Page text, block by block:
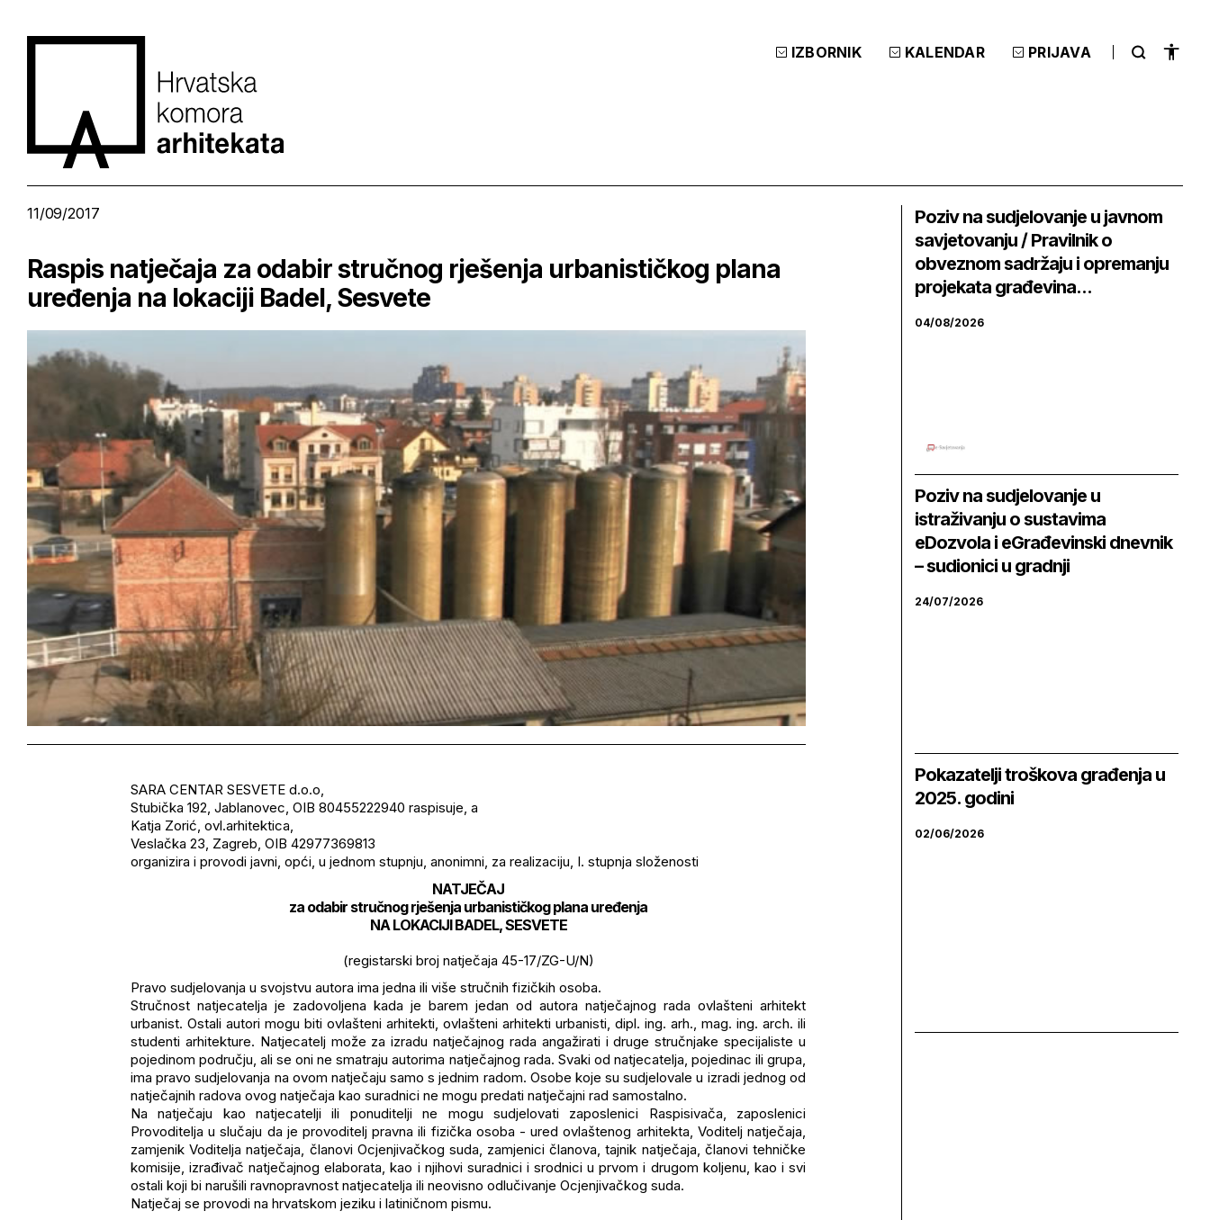
IZBORNIK KALENDAR PRIJAVA
11/09/2017
Raspis natječaja za odabir stručnog rješenja urbanističkog plana
uređenja na lokaciji Badel, Sesvete
SARA CENTAR SESVETE d.o.o,
Stubička 192, Jablanovec, OIB 80455222940 raspisuje, a
Katja Zorić, ovl.arhitektica,
Veslačka 23, Zagreb, OIB 42977369813
organizira i provodi javni, opći, u jednom stupnju, anonimni, za realizaciju, I. stupnja složenosti
NATJEČAJ
za odabir stručnog rješenja urbanističkog plana uređenja
NA LOKACIJI BADEL, SESVETE
(registarski broj natječaja 45-17/ZG-U/N)
Pravo sudjelovanja u svojstvu autora ima jedna ili više stručnih fizičkih osoba.
Stručnost natjecatelja je zadovoljena kada je barem jedan od autora natječajnog rada ovlašteni arhitekt
urbanist. Ostali autori mogu biti ovlašteni arhitekti, ovlašteni arhitekti urbanisti, dipl. ing. arh., mag. ing. arch. ili
studenti arhitekture. Natjecatelj može za izradu natječajnog rada angažirati i druge stručnjake specijaliste u
pojedinom području, ali se oni ne smatraju autorima natječajnog rada. Svaki od natjecatelja, pojedinac ili grupa,
ima pravo sudjelovanja na ovom natječaju samo s jednim radom. Osobe koje su sudjelovale u izradi jednog od
natječajnih radova ovog natječaja kao suradnici ne mogu predati natječajni rad samostalno.
Na natječaju kao natjecatelji ili ponuditelji ne mogu sudjelovati zaposlenici Raspisivača, zaposlenici
Provoditelja u slučaju da je provoditelj pravna ili fizička osoba - ured ovlaštenog arhitekta, Voditelj natječaja,
zamjenik Voditelja natječaja, članovi Ocjenjivačkog suda, zamjenici članova, tajnik natječaja, članovi tehničke
komisije, izrađivač natječajnog elaborata, kao i njihovi suradnici i srodnici u prvom i drugom koljenu, kao i svi
ostali koji bi narušili ravnopravnost natjecatelja ili neovisno odlučivanje Ocjenjivačkog suda.
Natječaj se provodi na hrvatskom jeziku i latiničnom pismu.
Poziv na sudjelovanje u javnom
savjetovanju / Pravilnik o
obveznom sadržaju i opremanju
projekata građevina...
04/08/2026
Poziv na sudjelovanje u
istraživanju o sustavima
eDozvola i eGrađevinski dnevnik
– sudionici u gradnji
24/07/2026
Pokazatelji troškova građenja u
2025. godini
02/06/2026